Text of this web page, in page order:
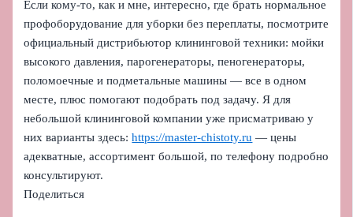
Если кому-то, как и мне, интересно, где брать нормальное
профоборудование для уборки без переплаты, посмотрите
официальный дистрибьютор клининговой техники: мойки
высокого давления, парогенераторы, пеногенераторы,
поломоечные и подметальные машины — все в одном
месте, плюс помогают подобрать под задачу. Я для
небольшой клининговой компании уже присматриваю у
них варианты здесь:https://master-chistoty.ru — цены
адекватные, ассортимент большой, по телефону подробно
консультируют.
Поделиться